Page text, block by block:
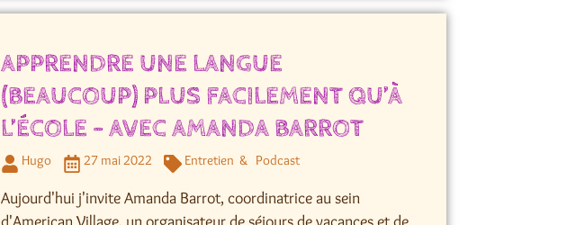
APPRENDRE UNE LANGUE
(BEAUCOUP) PLUS FACILEMENT QU’À
L’ÉCOLE – AVEC AMANDA BARROT
Hugo 27 mai 2022 Entretien Podcast
Aujourd'hui j'invite Amanda Barrot, coordinatrice au sein